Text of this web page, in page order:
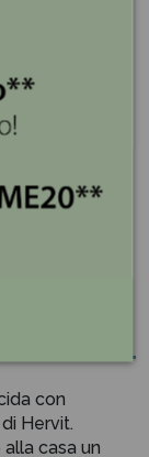
e Klarna
con
Hervit.
casa un